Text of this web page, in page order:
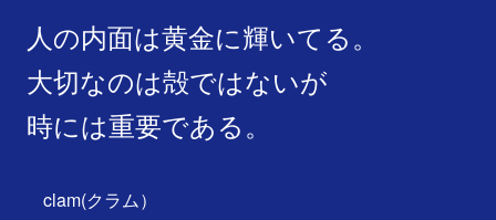
人の内面は黄金に輝いてる。
大切なのは殻ではないが
時には重要である。
clam(クラム）